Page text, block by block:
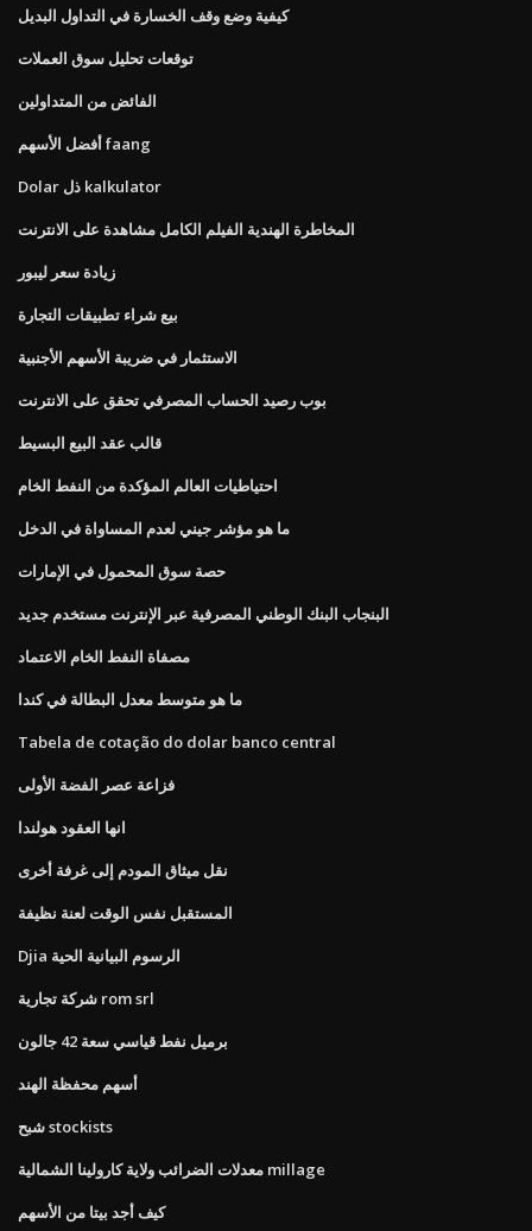
كيفية وضع وقف الخسارة في التداول البديل
توقعات تحليل سوق العملات
الفائض من المتداولين
أفضل الأسهم faang
Dolar ذل kalkulator
المخاطرة الهندية الفيلم الكامل مشاهدة على الانترنت
زيادة سعر ليبور
بيع شراء تطبيقات التجارة
الاستثمار في ضريبة الأسهم الأجنبية
بوب رصيد الحساب المصرفي تحقق على الانترنت
قالب عقد البيع البسيط
احتياطيات العالم المؤكدة من النفط الخام
ما هو مؤشر جيني لعدم المساواة في الدخل
حصة سوق المحمول في الإمارات
البنجاب البنك الوطني المصرفية عبر الإنترنت مستخدم جديد
مصفاة النفط الخام الاعتماد
ما هو متوسط ​​معدل البطالة في كندا
Tabela de cotação do dolar banco central
فزاعة عصر الفضة الأولى
انها العقود هولندا
نقل ميثاق المودم إلى غرفة أخرى
المستقبل نفس الوقت لعنة نظيفة
Djia الرسوم البيانية الحية
شركة تجارية rom srl
برميل نفط قياسي سعة 42 جالون
أسهم محفظة الهند
شبح stockists
معدلات الضرائب ولاية كارولينا الشمالية millage
كيف أجد بيتا من الأسهم